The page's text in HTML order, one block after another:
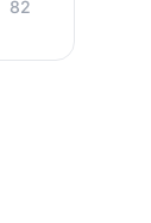
82